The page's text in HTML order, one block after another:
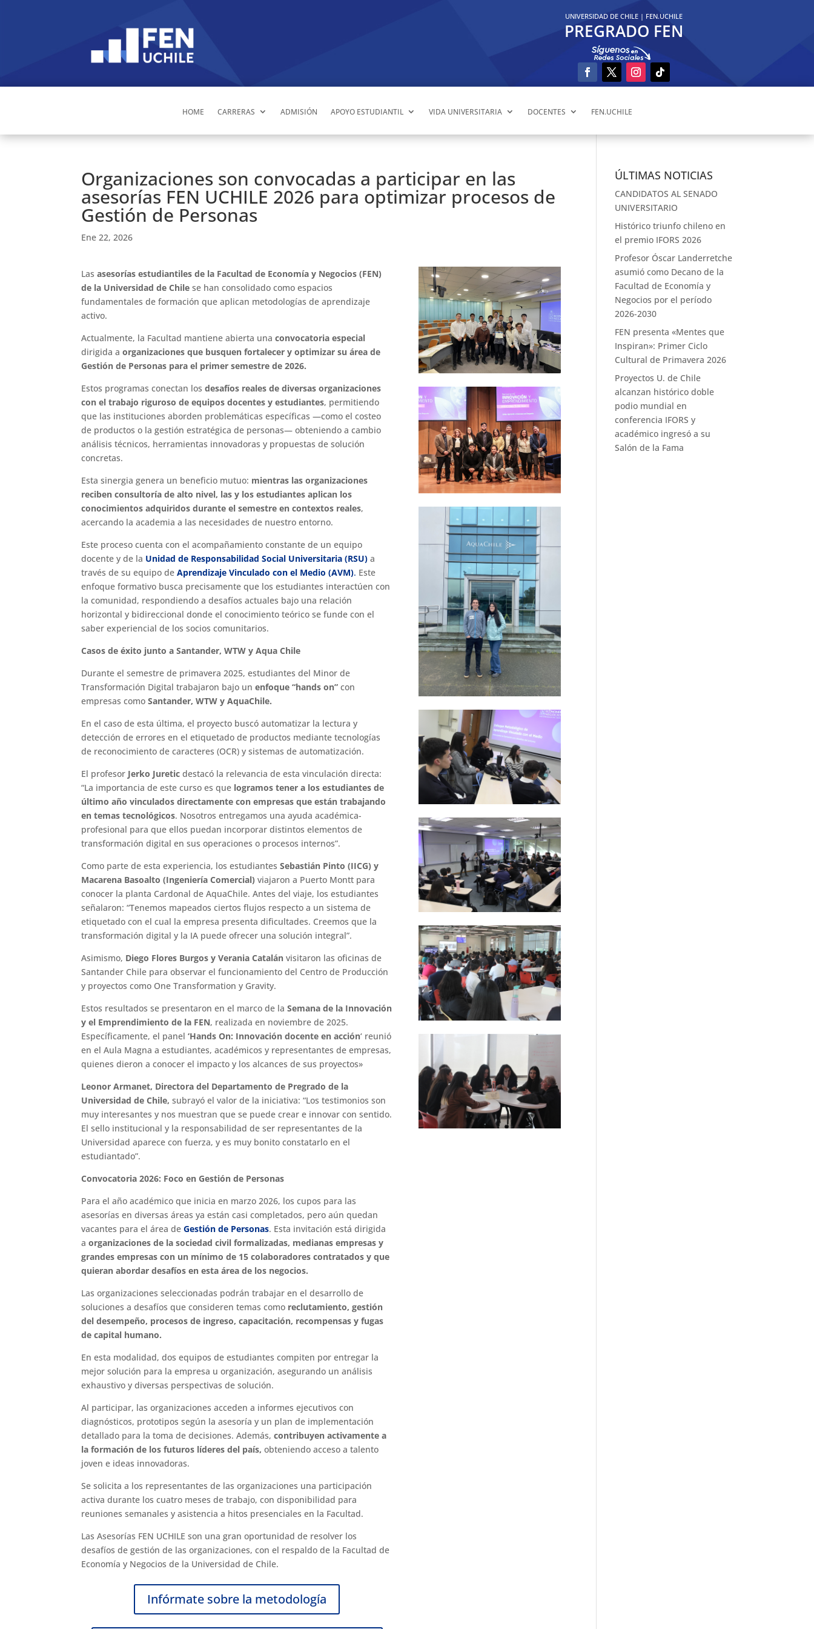
UNIVERSIDAD DE CHILE | FEN.UCHILE
PREGRADO FEN
HOME CARRERAS ADMISIÓN APOYO ESTUDIANTIL VIDA UNIVERSITARIA DOCENTES FEN.UCHILE
Organizaciones son convocadas a participar en las
asesorías FEN UCHILE 2026 para optimizar procesos de
Gestión de Personas
Ene 22, 2026
Las asesorías estudiantiles de la Facultad de Economía y Negocios (FEN)
de la Universidad de Chilese han consolidado como espacios
fundamentales de formación que aplican metodologías de aprendizaje
activo.
Actualmente, la Facultad mantiene abierta unaconvocatoria especial
dirigida aorganizaciones que busquen fortalecer y optimizar su área de
Gestión de Personas para el primer semestre de 2026.
Estos programas conectan losdesafíos reales de diversas organizaciones
con el trabajo riguroso de equipos docentes y estudiantes, permitiendo
que las instituciones aborden problemáticas específicas —como el costeo
de productos o la gestión estratégica de personas— obteniendo a cambio
análisis técnicos, herramientas innovadoras y propuestas de solución
concretas.
Esta sinergia genera un beneficio mutuo: mientras las organizaciones
reciben consultoría de alto nivel, las y los estudiantes aplican los
conocimientos adquiridos durante el semestre en contextos reales,
acercando la academia a las necesidades de nuestro entorno.
Este proceso cuenta con el acompañamiento constante de un equipo
docente y de la Unidad de Responsabilidad Social Universitaria (RSU) a
través de su equipo deAprendizaje Vinculado con el Medio (AVM). Este
enfoque formativo busca precisamente que los estudiantes interactúen con
la comunidad, respondiendo a desafíos actuales bajo una relación
horizontal y bidireccional donde el conocimiento teórico se funde con el
saber experiencial de los socios comunitarios.
Casos de éxito junto a Santander, WTW y Aqua Chile
Durante el semestre de primavera 2025, estudiantes del Minor de
Transformación Digital trabajaron bajo un enfoque “hands on”con
empresas comoSantander, WTW y AquaChile.
En el caso de esta última, el proyecto buscó automatizar la lectura y
detección de errores en el etiquetado de productos mediante tecnologías
de reconocimiento de caracteres (OCR) y sistemas de automatización.
El profesor Jerko Juretic destacó la relevancia de esta vinculación directa:
“La importancia de este curso es que logramos tener a los estudiantes de
último año vinculados directamente con empresas que están trabajando
en temas tecnológicos. Nosotros entregamos una ayuda académica-
profesional para que ellos puedan incorporar distintos elementos de
transformación digital en sus operaciones o procesos internos”.
Como parte de esta experiencia, los estudiantes Sebastián Pinto (IICG) y
Macarena Basoalto (Ingeniería Comercial) viajaron a Puerto Montt para
conocer la planta Cardonal de AquaChile. Antes del viaje, los estudiantes
señalaron: “Tenemos mapeados ciertos flujos respecto a un sistema de
etiquetado con el cual la empresa presenta dificultades. Creemos que la
transformación digital y la IA puede ofrecer una solución integral”.
Asimismo, Diego Flores Burgos y Verania Catalánvisitaron las oficinas de
Santander Chile para observar el funcionamiento del Centro de Producción
y proyectos como One Transformation y Gravity.
Estos resultados se presentaron en el marco de laSemana de la Innovación
y el Emprendimiento de la FEN, realizada en noviembre de 2025.
Específicamente, el panel‘Hands On: Innovación docente en acción‘ reunió
en el Aula Magna a estudiantes, académicos y representantes de empresas,
quienes dieron a conocer el impacto y los alcances de sus proyectos»
Leonor Armanet, Directora del Departamento de Pregrado de la
Universidad de Chile,subrayó el valor de la iniciativa: “Los testimonios son
muy interesantes y nos muestran que se puede crear e innovar con sentido.
El sello institucional y la responsabilidad de ser representantes de la
Universidad aparece con fuerza, y es muy bonito constatarlo en el
estudiantado”.
Convocatoria 2026: Foco en Gestión de Personas
Para el año académico que inicia en marzo 2026, los cupos para las
asesorías en diversas áreas ya están casi completados, pero aún quedan
vacantes para el área deGestión de Personas. Esta invitación está dirigida
aorganizaciones de la sociedad civil formalizadas, medianas empresas y
grandes empresas con un mínimo de 15 colaboradores contratados y que
quieran abordar desafíos en esta área de los negocios.
Las organizaciones seleccionadas podrán trabajar en el desarrollo de
soluciones a desafíos que consideren temas como reclutamiento, gestión
del desempeño, procesos de ingreso, capacitación, recompensas y fugas
de capital humano.
En esta modalidad, dos equipos de estudiantes compiten por entregar la
mejor solución para la empresa u organización, asegurando un análisis
exhaustivo y diversas perspectivas de solución.
Al participar, las organizaciones acceden a informes ejecutivos con
diagnósticos, prototipos según la asesoría y un plan de implementación
detallado para la toma de decisiones. Además,contribuyen activamente a
la formación de los futuros líderes del país, obteniendo acceso a talento
joven e ideas innovadoras.
Se solicita a los representantes de las organizaciones una participación
activa durante los cuatro meses de trabajo, con disponibilidad para
reuniones semanales y asistencia a hitos presenciales en la Facultad.
Las Asesorías FEN UCHILE son una gran oportunidad de resolver los
desafíos de gestión de las organizaciones, con el respaldo de la Facultad de
Economía y Negocios de la Universidad de Chile.
Infórmate sobre la metodología
ÚLTIMAS NOTICIAS
CANDIDATOS AL SENADO
UNIVERSITARIO
Histórico triunfo chileno en
el premio IFORS 2026
Profesor Óscar Landerretche
asumió como Decano de la
Facultad de Economía y
Negocios por el período
2026-2030
FEN presenta «Mentes que
Inspiran»: Primer Ciclo
Cultural de Primavera 2026
Proyectos U. de Chile
alcanzan histórico doble
podio mundial en
conferencia IFORS y
académico ingresó a su
Salón de la Fama